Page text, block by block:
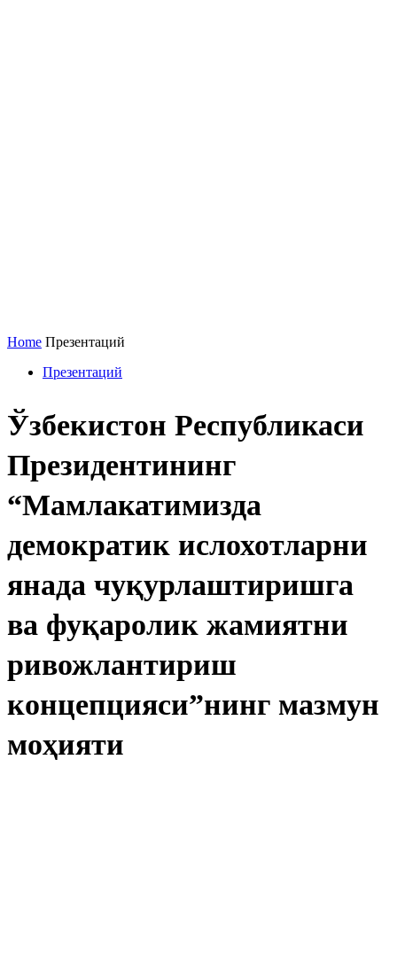
Home Презентаций
Презентаций
Ўзбекистон Республикаси
Президентининг
“Мамлакатимизда
демократик ислохотларни
янада чуқурлаштиришга
ва фуқаролик жамиятни
ривожлантириш
концепцияси”нинг мазмун
моҳияти